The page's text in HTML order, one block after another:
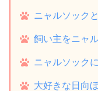
ニャルソック
飼い主をニャ
ニャルソック
大好きな日向